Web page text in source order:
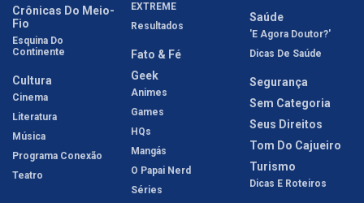
Crônicas Do Meio-
Fio
Esquina Do
Continente
Cultura
Cinema
Literatura
Música
Programa Conexão
Teatro
EXTREME
Resultados
Fato & Fé
Geek
Animes
Games
HQs
Mangás
O Papai Nerd
Séries
Saúde
'E Agora Doutor?'
Dicas De Saúde
Segurança
Sem Categoria
Seus Direitos
Tom Do Cajueiro
Turismo
Dicas E Roteiros